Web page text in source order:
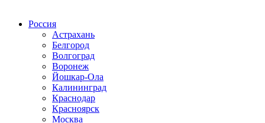
Россия
Астрахань
Белгород
Волгоград
Воронеж
Йошкар-Ола
Калининград
Краснодар
Красноярск
Москва